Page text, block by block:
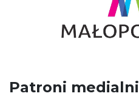
Patroni medialni